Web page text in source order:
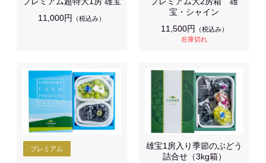
11,000円
（税込み）
宝・シャイン
11,500円
（税込み）
在庫切れ
雄宝1房入り季節のぶどう
詰合せ（3kg箱）